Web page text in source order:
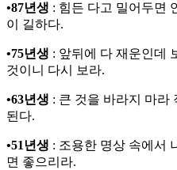
•87년생 : 힘든 다고 밀어두면
이 길하다.
•75년생 : 앞뒤에 다 재운인데
것이니 다시 보라.
•63년생 : 큰 것을 바라지 마라
된다.
•51년생 : 조용한 명상 속에서
면 좋으리라.